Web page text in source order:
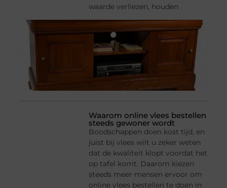
waarde verliezen, houden
Waarom online vlees bestellen
steeds gewoner wordt
Boodschappen doen kost tijd, en
juist bij vlees wilt u zeker weten
dat de kwaliteit klopt voordat het
op tafel komt. Daarom kiezen
steeds meer mensen ervoor om
online vlees bestellen te doen in